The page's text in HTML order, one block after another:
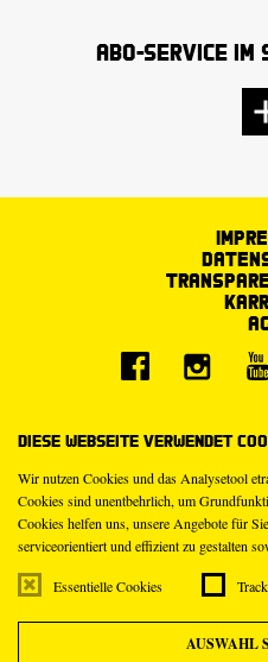
Diese Webseite verwendet
Wir nutzen Cookies und das Analysetool
Cookies sind unentbehrlich, um
Cookies helfen uns, unsere Angebote für
serviceorientiert und effizient zu gestalten
Essentielle Cookies
AUSWAHL
Abo-Service im